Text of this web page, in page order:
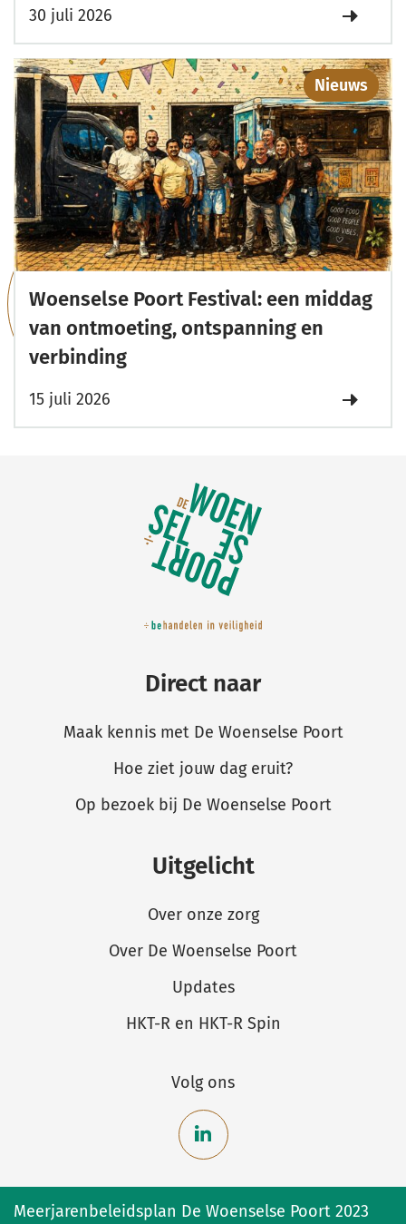
30 juli 2026
Woenselse Poort Festival: een middag
van ontmoeting, ontspanning en
verbinding
Nieuws
15 juli 2026
Belangrijke
Direct naar
Maak kennis met De Woenselse Poort
Hoe ziet jouw dag eruit?
Op bezoek bij De Woenselse Poort
Uitgelicht
Over onze zorg
Over De Woenselse Poort
Updates
HKT-R en HKT-R Spin
Volg ons
Bekijk
onze
Meerjarenbeleidsplan De Woenselse Poort 2023